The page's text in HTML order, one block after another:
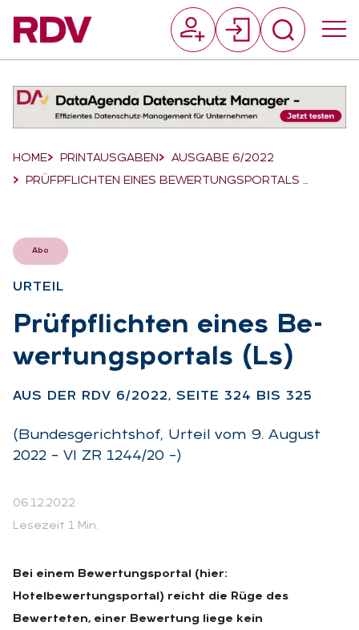
Breadcrumb-Navigation
HOME PRINTAUSGABEN
AUSGABE 6/2022
PRÜFPFLICHTEN EINES BEWERTUNGSPORTALS …
Abo
UR­TEIL
:Prüf­pflich­ten ei­nes Be­
wer­tungs­por­tals (Ls)
AUS DER RDV 6/2022, SEI­TE 324 BIS 325
(Bundesgerichtshof, Urteil vom 9. August
2022 – VI ZR 1244/20 –)
06.12.2022
Lesezeit 1 Min.
Bei einem Bewertungsportal (hier:
Hotelbewertungsportal) reicht die Rüge des
Bewerteten, einer Bewertung liege kein